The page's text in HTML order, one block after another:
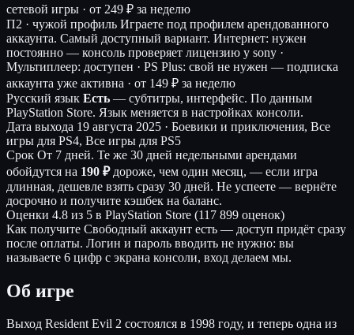
сетевой игры · от 249 ₽ за неделю
П2 · чужой профиль Играете под профилем арендованного
аккаунта. Самый доступный вариант. Интернет: нужен
постоянно — консоль проверяет лицензию у sony ·
Мультиплеер: доступен · PS Plus: свой не нужен — подписка
аккаунта уже активна · от 149 ₽ за неделю
Русский язык Есть — субтитры, интерфейс. По данным
PlayStation Store. Язык меняется в настройках консоли.
Дата выхода 19 августа 2025 · Боевики и приключения, Все
игры для PS4, Все игры для PS5
Срок От 7 дней. Те же 30 дней недельными арендами
обойдутся на 190 ₽дороже, чем один месяц, — если игра
длинная, дешевле взять сразу 30 дней. Не успеете — вернёте
досрочно и получите кэшбек на баланс.
Оценки 4.8 из 5 в PlayStation Store (117 899 оценок)
Как получите Свободный аккаунт есть — доступ придёт сразу
после оплаты. Логин и пароль вводить не нужно: вы
называете 6 цифр с экрана консоли, вход делаем мы.
Об игре
Выход Resident Evil 2 состоялся в 1998 году, и теперь одна из